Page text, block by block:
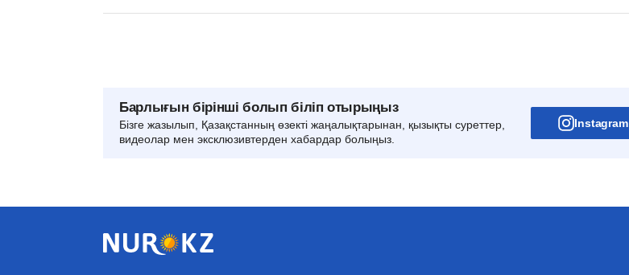
Барлығын бірінші болып біліп отырыңыз
Бізге жазылып, Қазақстанның өзекті жаңалықтарынан, қызықты суреттер,
видеолар мен эксклюзивтерден хабардар болыңыз.
Instagram